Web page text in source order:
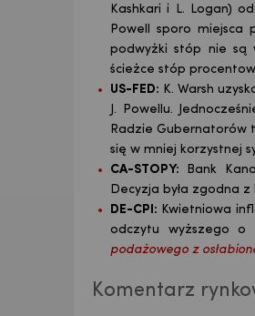
Kashkari i L. Logan)
Powell sporo miejsca
podwyżki stóp nie są
ścieżce stóp
US-FED: K. Warsh
J. Powellu.
Radzie Gubernatorów
się w mniej korzystnej
CA-STOPY: Bank
Decyzja była zgodna
DE-CPI: Kwietniowa
odczytu wyższego o
podażowego z
Komentarz